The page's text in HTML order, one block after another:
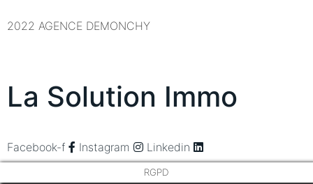
2022 AGENCE DEMONCHY
La Solution Immo
Facebook-f Instagram Linkedin
RGPD